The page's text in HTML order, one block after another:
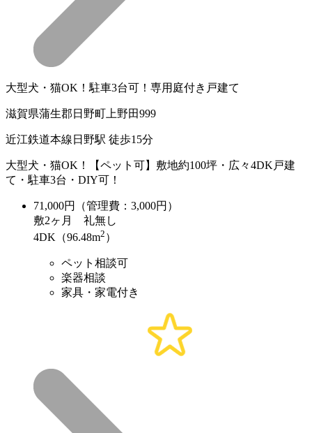
大型犬・猫OK！駐車3台可！専用庭付き戸建て
滋賀県蒲生郡日野町上野田999
近江鉄道本線日野駅 徒歩15分
大型犬・猫OK！【ペット可】敷地約100坪・広々4DK戸建
て・駐車3台・DIY可！
71,000円（管理費：3,000円）
敷2ヶ月 礼無し
4DK（96.48m2 ）
ペット相談可
楽器相談
家具・家電付き